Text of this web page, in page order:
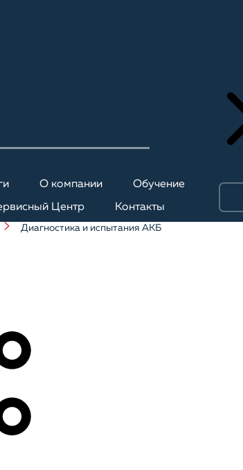
О компании Обучение
Центр Контакты
Диагностика и испытания АКБ